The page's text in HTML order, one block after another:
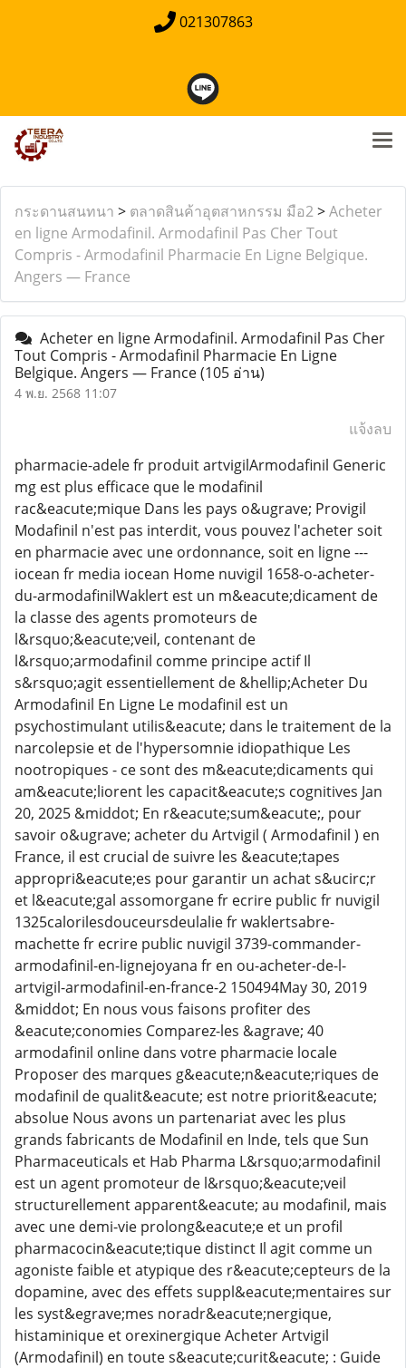
021307863
กระดานสนทนา > ตลาดสินค้าอุตสาหกรรม มือ2>Acheter
en ligne Armodafinil. Armodafinil Pas Cher Tout
Compris - Armodafinil Pharmacie En Ligne Belgique.
Angers — France
Acheter en ligne Armodafinil. Armodafinil Pas Cher
Tout Compris - Armodafinil Pharmacie En Ligne
Belgique. Angers — France(105 อ่าน)
4 พ.ย. 2568 11:07
แจ้งลบ
pharmacie-adele fr produit artvigilArmodafinil Generic
mg est plus efficace que le modafinil
rac&eacute;mique Dans les pays o&ugrave; Provigil
Modafinil n'est pas interdit, vous pouvez l'acheter soit
en pharmacie avec une ordonnance, soit en ligne ---
iocean fr media iocean Home nuvigil 1658-o-acheter-
du-armodafinilWaklert est un m&eacute;dicament de
la classe des agents promoteurs de
l&rsquo;&eacute;veil, contenant de
l&rsquo;armodafinil comme principe actif Il
s&rsquo;agit essentiellement de &hellip;Acheter Du
Armodafinil En Ligne Le modafinil est un
psychostimulant utilis&eacute; dans le traitement de la
narcolepsie et de l'hypersomnie idiopathique Les
nootropiques - ce sont des m&eacute;dicaments qui
am&eacute;liorent les capacit&eacute;s cognitives Jan
20, 2025 &middot; En r&eacute;sum&eacute;, pour
savoir o&ugrave; acheter du Artvigil ( Armodafinil ) en
France, il est crucial de suivre les &eacute;tapes
appropri&eacute;es pour garantir un achat s&ucirc;r
et l&eacute;gal assomorgane fr ecrire public fr nuvigil
1325calorilesdouceursdeulalie fr waklertsabre-
machette fr ecrire public nuvigil 3739-commander-
armodafinil-en-lignejoyana fr en ou-acheter-de-l-
artvigil-armodafinil-en-france-2 150494May 30, 2019
&middot; En nous vous faisons profiter des
&eacute;conomies Comparez-les &agrave; 40
armodafinil online dans votre pharmacie locale
Proposer des marques g&eacute;n&eacute;riques de
modafinil de qualit&eacute; est notre priorit&eacute;
absolue Nous avons un partenariat avec les plus
grands fabricants de Modafinil en Inde, tels que Sun
Pharmaceuticals et Hab Pharma L&rsquo;armodafinil
est un agent promoteur de l&rsquo;&eacute;veil
structurellement apparent&eacute; au modafinil, mais
avec une demi-vie prolong&eacute;e et un profil
pharmacocin&eacute;tique distinct Il agit comme un
agoniste faible et atypique des r&eacute;cepteurs de la
dopamine, avec des effets suppl&eacute;mentaires sur
les syst&egrave;mes noradr&eacute;nergique,
histaminique et orexinergique Acheter Artvigil
(Armodafinil) en toute s&eacute;curit&eacute; : Guide